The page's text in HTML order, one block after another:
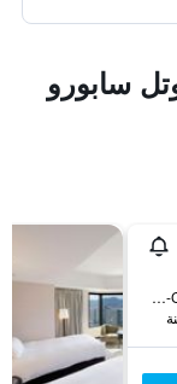
سابورو
Nishi 4-Chome 1-jo Kita Chuo-ku, سابورو, اليابان